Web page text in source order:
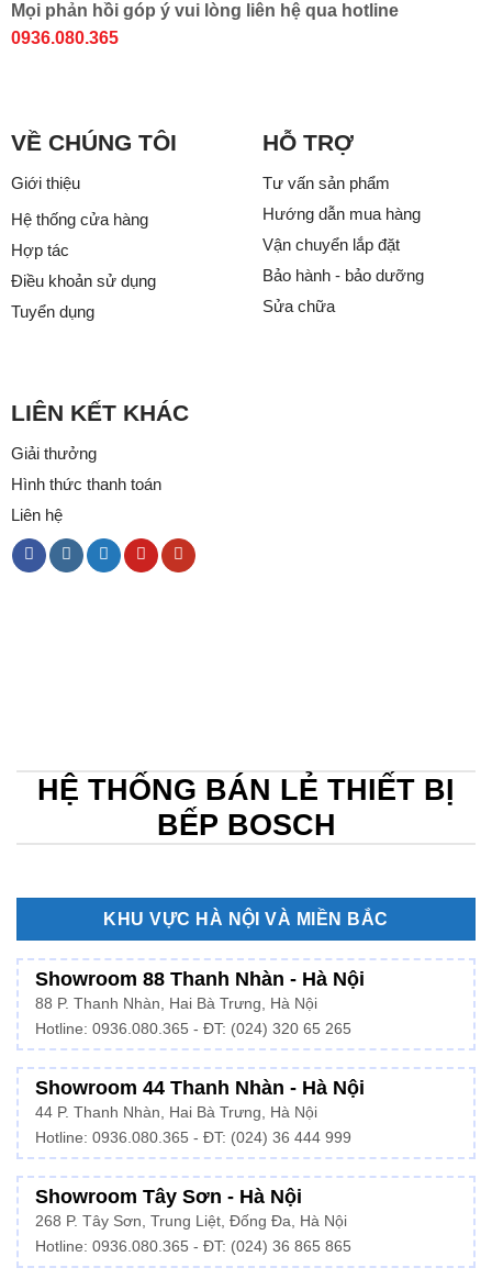
Mọi phản hồi góp ý vui lòng liên hệ qua hotline
0936.080.365
VỀ CHÚNG TÔI
Giới thiệu
Hệ thống cửa hàng
Hợp tác
Điều khoản sử dụng
Tuyển dụng
HỖ TRỢ
Tư vấn sản phẩm
Hướng dẫn mua hàng
Vận chuyển lắp đặt
Bảo hành - bảo dưỡng
Sửa chữa
LIÊN KẾT KHÁC
Giải thưởng
Hình thức thanh toán
Liên hệ
HỆ THỐNG BÁN LẺ THIẾT BỊ
BẾP BOSCH
KHU VỰC HÀ NỘI VÀ MIỀN BẮC
Showroom 88 Thanh Nhàn - Hà Nội
88 P. Thanh Nhàn, Hai Bà Trưng, Hà Nội
Hotline: 0936.080.365 - ĐT: (024) 320 65 265
Showroom 44 Thanh Nhàn - Hà Nội
44 P. Thanh Nhàn, Hai Bà Trưng, Hà Nội
Hotline: 0936.080.365 - ĐT: (024) 36 444 999
Showroom Tây Sơn - Hà Nội
268 P. Tây Sơn, Trung Liệt, Đống Đa, Hà Nội
Hotline: 0936.080.365 - ĐT: (024) 36 865 865